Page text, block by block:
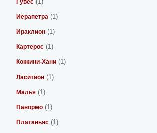
Гувес
Иерапетра (1)
Ираклион (1)
Картерос (1)
Коккини-Хани (1)
Ласитион (1)
Малья (1)
Панормо (1)
Платаньяс (1)